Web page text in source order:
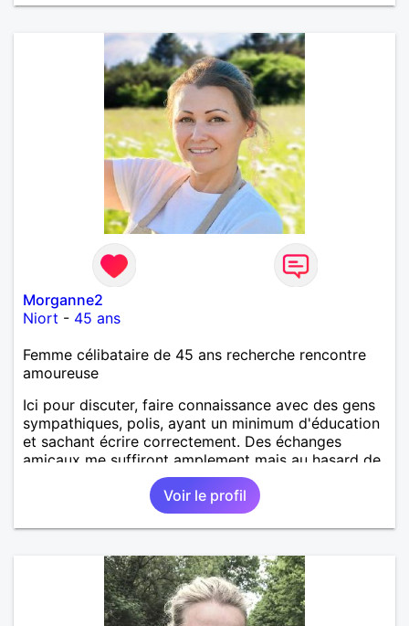
Morganne2
Niort - 45 ans
Femme célibataire de 45 ans recherche rencontre
amoureuse
Ici pour discuter, faire connaissance avec des gens
sympathiques, polis, ayant un minimum d'éducation
et sachant écrire correctement. Des échanges
amicaux me suffiront amplement mais au hasard de
la vie, si le charme opère, je ne suis pas fermée à
une éventuelle relation sérieuse avec un homme.
Voir le profil